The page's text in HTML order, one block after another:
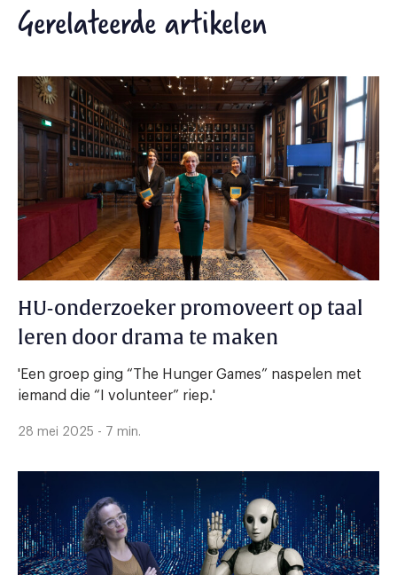
Gerelateerde artikelen
HU-onderzoeker promoveert op taal
leren door drama te maken
'Een groep ging “The Hunger Games” naspelen met
iemand die “I volunteer” riep.'
28 mei 2025 - 7 min.